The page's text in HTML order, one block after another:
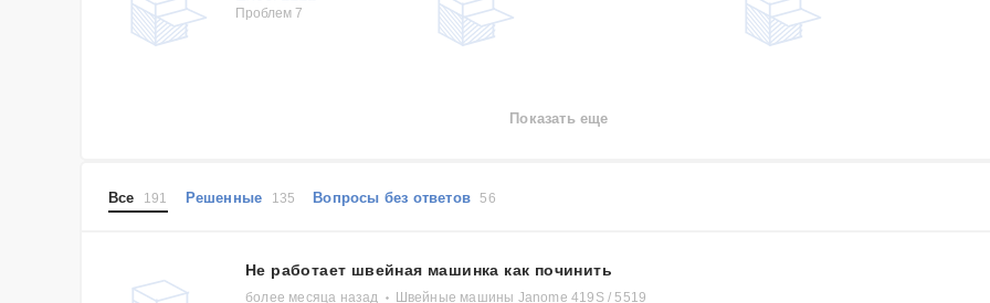
Проблем 7
Показать еще
Все 191 Решенные 135 Вопросы без ответов56
Не работает швейная машинка как починить
более месяца назад Швейные машины Janome 419S / 5519